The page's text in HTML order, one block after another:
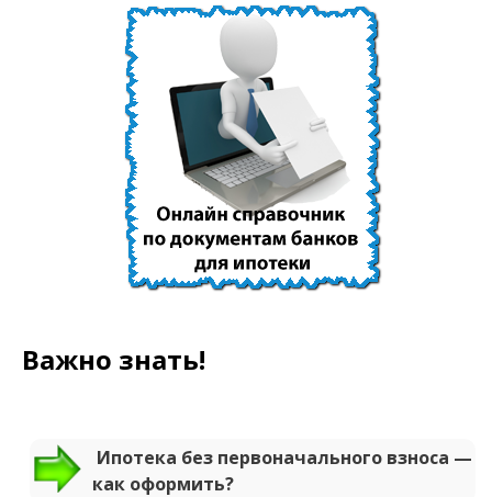
Важно знать!
Ипотека без первоначального взноса —
как оформить?